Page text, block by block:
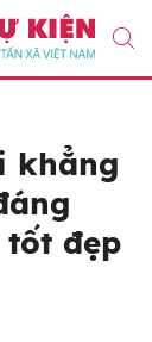
khẳng
đẹp